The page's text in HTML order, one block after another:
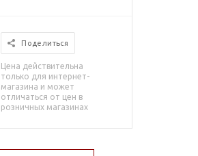
Поделиться
Цена действительна
только для интернет-
магазина и может
отличаться от цен в
розничных магазинах